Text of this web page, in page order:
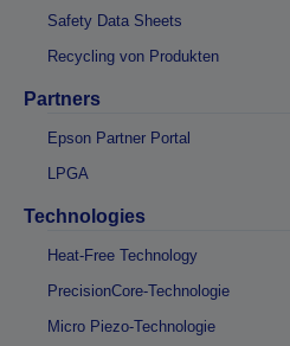
Safety Data Sheets
Recycling von Produkten
Partners
Epson Partner Portal
LPGA
Technologies
Heat-Free Technology
PrecisionCore-Technologie
Micro Piezo-Technologie